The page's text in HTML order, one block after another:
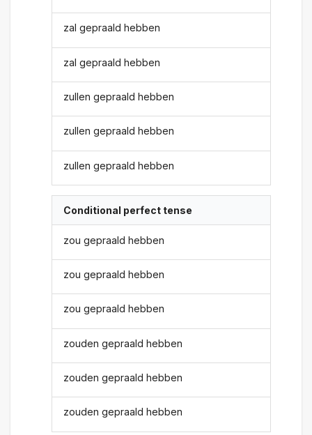
zal gepraald hebben
zal gepraald hebben
zullen gepraald hebben
zullen gepraald hebben
zullen gepraald hebben
Conditional perfect tense
zou gepraald hebben
zou gepraald hebben
zou gepraald hebben
zouden gepraald hebben
zouden gepraald hebben
zouden gepraald hebben